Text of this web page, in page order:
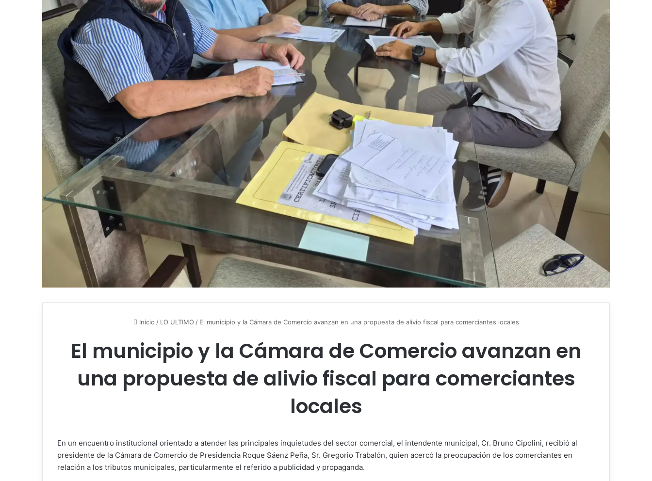
Inicio / LO ULTIMO / El municipio y la Cámara de Comercio avanzan en una propuesta de alivio fiscal para comerciantes locales
El municipio y la Cámara de Comercio avanzan en
una propuesta de alivio fiscal para comerciantes
locales
En un encuentro institucional orientado a atender las principales inquietudes del sector comercial, el intendente municipal, Cr. Bruno Cipolini, recibió al
presidente de la Cámara de Comercio de Presidencia Roque Sáenz Peña, Sr. Gregorio Trabalón, quien acercó la preocupación de los comerciantes en
relación a los tributos municipales, particularmente el referido a publicidad y propaganda.